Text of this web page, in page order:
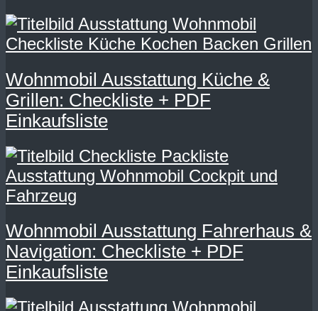
Wohnmobil Ausstattung Küche &
Grillen: Checkliste + PDF
Einkaufsliste
Wohnmobil Ausstattung Fahrerhaus &
Navigation: Checkliste + PDF
Einkaufsliste